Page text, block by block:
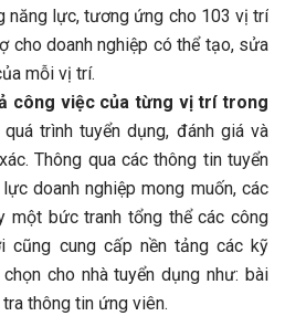
năng lực, tương ứng cho 103 vị trí
cho doanh nghiệp có thể tạo, sửa
mỗi vị trí.
công việc của từng vị trí trong
trình tuyển dụng, đánh giá và
Thông qua các thông tin tuyển
doanh nghiệp mong muốn, các
một bức tranh tổng thể các công
cũng cung cấp nền tảng các kỹ
cho nhà tuyển dụng như: bài
thông tin ứng viên.